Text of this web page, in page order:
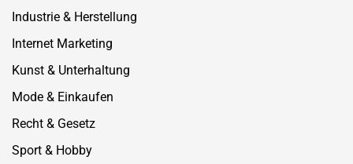
Industrie & Herstellung
Internet Marketing
Kunst & Unterhaltung
Mode & Einkaufen
Recht & Gesetz
Sport & Hobby